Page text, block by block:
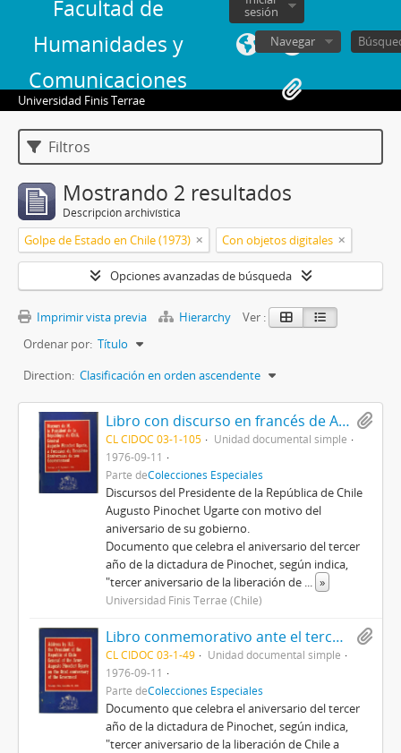
Facultad de
Humanidades y
Comunicaciones
sesión
Navegar
Universidad Finis Terrae
Filtros
Mostrando 2 resultados
Descripción archivística
Golpe de Estado en Chile (1973) Con objetos digitales
Opciones avanzadas de búsqueda
Imprimir vista previa Hierarchy
Ver :
Ordenar por: Título
Direction: Clasificación en orden ascendente
Libro con discurso en francés de Augusto Pinochet, con motivo de la conmemoración del tercer aniversario del Gobierno, titulado Discours de M. le Président de la République du Chilí, Général Augusto Pinochet Ugarte, à l'occasion du Troisième Anniversaire de son Gouvernement
CL CIDOC 03-1-105
Unidad documental simple
1976-09-11
Parte deColecciones Especiales
Discursos del Presidente de la República de Chile
Augusto Pinochet Ugarte con motivo del
aniversario de su gobierno.
Documento que celebra el aniversario del tercer
año de la dictadura de Pinochet, según indica,
"tercer aniversario de la liberación de ... »
Universidad Finis Terrae (Chile)
Libro conmemorativo ante el tercer aniversario del gobierno de Augusot Pinochet, titulado Adress by H.E. the President of the Republic of Chile General of the Army Augusto Pinochet Ugarte on the third anniversary oh the Goverment
CL CIDOC 03-1-49
Unidad documental simple
1976-09-11
Parte deColecciones Especiales
Documento que celebra el aniversario del tercer
año de la dictadura de Pinochet, según indica,
"tercer aniversario de la liberación de Chile a